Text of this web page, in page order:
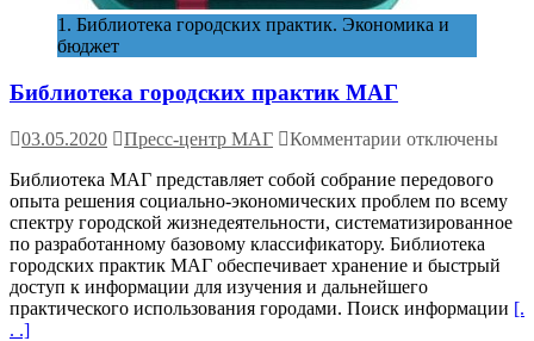
1. Библиотека городских практик. Экономика и
бюджет
Библиотека городских практик МАГ
03.05.2020 Пресс-центр МАГ Комментарии к
Библиотека
городских
практик
МАГ
отключены
Библиотека МАГ представляет собой собрание передового
опыта решения социально-экономических проблем по всему
спектру городской жизнедеятельности, систематизированное
по разработанному базовому классификатору. Библиотека
городских практик МАГ обеспечивает хранение и быстрый
доступ к информации для изучения и дальнейшего
практического использования городами. Поиск информации [.
. .]